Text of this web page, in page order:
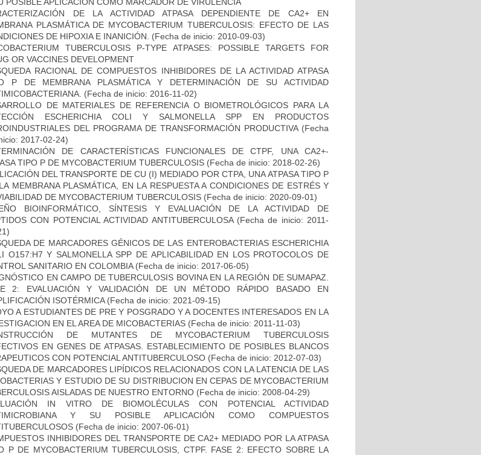
DE LA ACTIVIDAD ATPASA DEPENDIENTE DE CA2+ EN
PLASMÁTICA DE MYCOBACTERIUM TUBERCULOSIS: EFECTO DE LAS
DE HIPOXIA E INANICIÓN.
(Fecha de inicio: 2010-09-03)
TUBERCULOSIS P-TYPE ATPASES: POSSIBLE TARGETS FOR
OR VACCINES DEVELOPMENT
RACIONAL DE COMPUESTOS INHIBIDORES DE LA ACTIVIDAD ATPASA
P DE MEMBRANA PLASMÁTICA Y DETERMINACIÓN DE SU ACTIVIDAD
(Fecha de inicio: 2016-11-02)
DE MATERIALES DE REFERENCIA O BIOMETROLÓGICOS PARA LA
ESCHERICHIA COLI Y SALMONELLA SPP EN PRODUCTOS
DEL PROGRAMA DE TRANSFORMACIÓN PRODUCTIVA(Fecha
2017-02-24)
DE CARACTERÍSTICAS FUNCIONALES DE CTPF, UNA CA2+-
TIPO P DE MYCOBACTERIUM TUBERCULOSIS (Fecha de inicio: 2018-02-26)
DEL TRANSPORTE DE CU (I) MEDIADO POR CTPA, UNA ATPASA TIPO P
MEMBRANA PLASMÁTICA, EN LA RESPUESTA A CONDICIONES DE ESTRÉS Y
DE MYCOBACTERIUM TUBERCULOSIS (Fecha de inicio: 2020-09-01)
BIOINFORMÁTICO, SÍNTESIS Y EVALUACIÓN DE LA ACTIVIDAD DE
CON POTENCIAL ACTIVIDAD ANTITUBERCULOSA(Fecha de inicio: 2011-
DE MARCADORES GÉNICOS DE LAS ENTEROBACTERIAS ESCHERICHIA
O157:H7 Y SALMONELLA SPP DE APLICABILIDAD EN LOS PROTOCOLOS DE
SANITARIO EN COLOMBIA(Fecha de inicio: 2017-06-05)
EN CAMPO DE TUBERCULOSIS BOVINA EN LA REGIÓN DE SUMAPAZ.
2: EVALUACIÓN Y VALIDACIÓN DE UN MÉTODO RÁPIDO BASADO EN
ISOTÉRMICA(Fecha de inicio: 2021-09-15)
A ESTUDIANTES DE PRE Y POSGRADO Y A DOCENTES INTERESADOS EN LA
EN EL AREA DE MICOBACTERIAS (Fecha de inicio: 2011-11-03)
DE MUTANTES DE MYCOBACTERIUM TUBERCULOSIS
EN GENES DE ATPASAS. ESTABLECIMIENTO DE POSIBLES BLANCOS
CON POTENCIAL ANTITUBERCULOSO (Fecha de inicio: 2012-07-03)
DE MARCADORES LIPÍDICOS RELACIONADOS CON LA LATENCIA DE LAS
Y ESTUDIO DE SU DISTRIBUCION EN CEPAS DE MYCOBACTERIUM
AISLADAS DE NUESTRO ENTORNO (Fecha de inicio: 2008-04-29)
IN VITRO DE BIOMOLÉCULAS CON POTENCIAL ACTIVIDAD
Y SU POSIBLE APLICACIÓN COMO COMPUESTOS
(Fecha de inicio: 2007-06-01)
INHIBIDORES DEL TRANSPORTE DE CA2+ MEDIADO POR LA ATPASA
P DE MYCOBACTERIUM TUBERCULOSIS, CTPF. FASE 2: EFECTO SOBRE LA